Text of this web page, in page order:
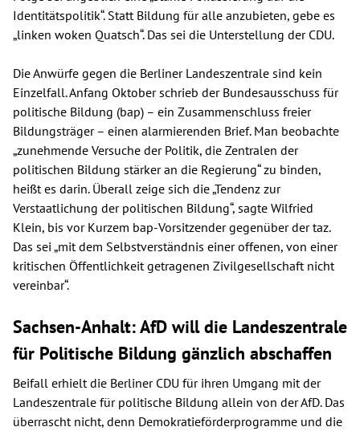
Identitätspolitik“. Statt Bildung für alle anzubieten, gebe es
„linken woken Quatsch“. Das sei die Unterstellung der CDU.
Die Anwürfe gegen die Berliner Landeszentrale sind kein
Einzelfall. Anfang Oktober schrieb der Bundesausschuss für
politische Bildung (bap) – ein Zusammenschluss freier
Bildungsträger – einen alarmierenden Brief. Man beobachte
„zunehmende Versuche der Politik, die Zentralen der
politischen Bildung stärker an die Regierung“ zu binden,
heißt es darin. Überall zeige sich die „Tendenz zur
Verstaatlichung der politischen Bildung“, sagte Wilfried
Klein, bis vor Kurzem bap-Vorsitzender gegenüber der taz.
Das sei „mit dem Selbstverständnis einer offenen, von einer
kritischen Öffentlichkeit getragenen Zivilgesellschaft nicht
vereinbar“.
Sachsen-Anhalt: AfD will die Landeszentrale
für Politische Bildung gänzlich abschaffen
Beifall erhielt die Berliner CDU für ihren Umgang mit der
Landeszentrale für politische Bildung allein von der AfD. Das
überrascht nicht, denn Demokratieförderprogramme und die